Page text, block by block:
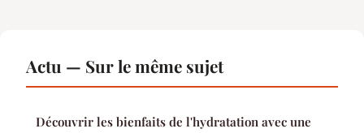
Actu — Sur le même sujet
Découvrir les bienfaits de l'hydratation avec une